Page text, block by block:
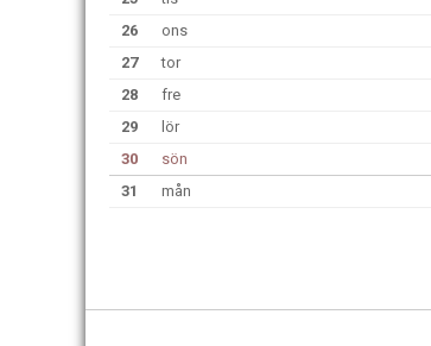
26
ons
27
tor
28
fre
29
lör
30
sön
31 mån